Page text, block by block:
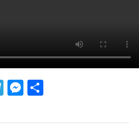
Telegram
Messenger